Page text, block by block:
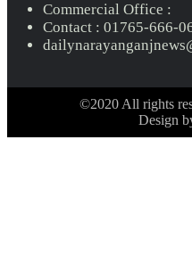
Commercial Office :
Contact : 01765-666-
©2020 All rights
Design